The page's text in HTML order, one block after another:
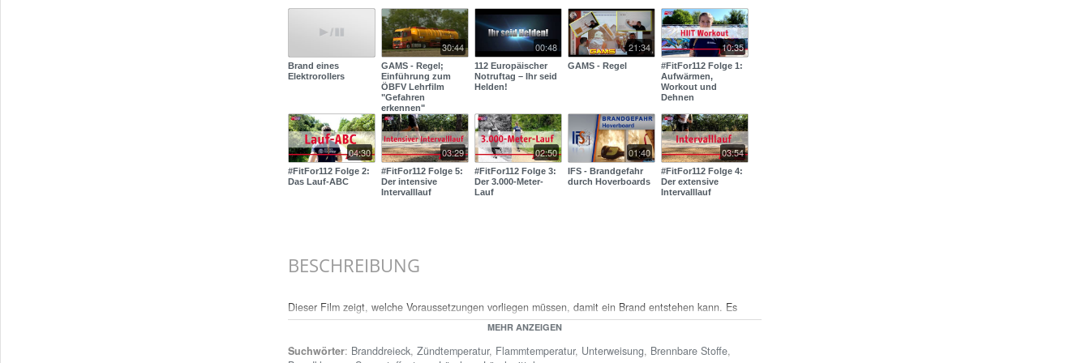
Brand eines
Elektrorollers
30:44
GAMS - Regel;
Einführung zum
ÖBFV Lehrfilm
"Gefahren
erkennen"
00:48
112 Europäischer
Notruftag – Ihr seid
Helden!
21:34
GAMS - Regel
10:35
#FitFor112 Folge 1:
Aufwärmen,
Workout und
Dehnen
04:30
#FitFor112 Folge 2:
Das Lauf-ABC
03:29
#FitFor112 Folge 5:
Der intensive
Intervalllauf
02:50
#FitFor112 Folge 3:
Der 3.000-Meter-
Lauf
01:40
IFS - Brandgefahr
durch Hoverboards
03:54
#FitFor112 Folge 4:
Der extensive
Intervalllauf
BESCHREIBUNG
Dieser Film zeigt, welche Voraussetzungen vorliegen müssen, damit ein Brand entstehen kann. Es
müssen drei Bedingungen vorliegen: es muss ein brennbares Material, ein Brennstoff vorhanden sein,
muss eine genügend hohe Anfangstemperatur vorhanden sein, um der Oxidation die nötige
MEHR ANZEIGEN
Suchwörter: Branddreieck,Zündtemperatur, Flammtemperatur, Unterweisung, Brennbare Stoffe,